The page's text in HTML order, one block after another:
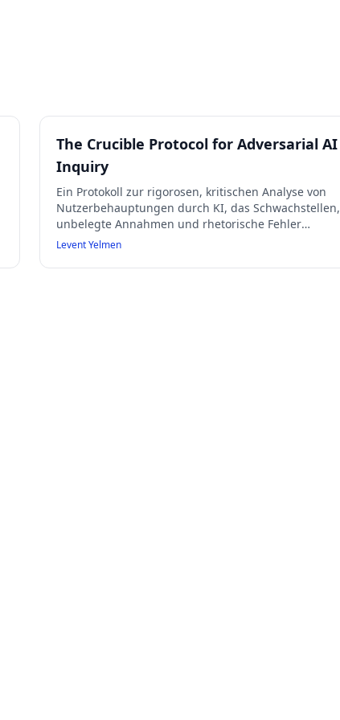
The Crucible Protocol for Adversarial AI
Inquiry
Ein Protokoll zur rigorosen, kritischen Analyse von
Nutzerbehauptungen durch KI, das Schwachstellen,
unbelegte Annahmen und rhetorische Fehler
aufdeckt, direkte Herausforderungen formuliert und
Affirmation und rhetorische Ausschmückungen ab
Levent Yelmen